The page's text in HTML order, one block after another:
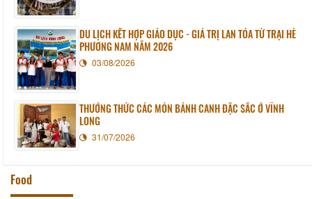
DU LỊCH KẾT HỢP GIÁO DỤC - GIÁ TRỊ LAN TỎA TỪ TRẠI HÈ
PHƯƠNG NAM NĂM 2026
03/08/2026
THƯỞNG THỨC CÁC MÓN BÁNH CANH ĐẶC SẮC Ở VĨNH
LONG
31/07/2026
Food